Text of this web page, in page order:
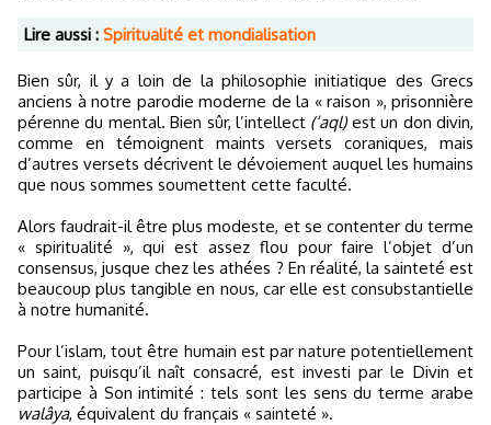
Lire aussi : Spiritualité et mondialisation
Bien sûr, il y a loin de la philosophie initiatique des Grecs
anciens à notre parodie moderne de la « raison », prisonnière
pérenne du mental. Bien sûr, l’intellect (‘aql)est un don divin,
comme en témoignent maints versets coraniques, mais
d’autres versets décrivent le dévoiement auquel les humains
que nous sommes soumettent cette faculté.
Alors faudrait-il être plus modeste, et se contenter du terme
« spiritualité », qui est assez flou pour faire l’objet d’un
consensus, jusque chez les athées ? En réalité, la sainteté est
beaucoup plus tangible en nous, car elle est consubstantielle
à notre humanité.
Pour l’islam, tout être humain est par nature potentiellement
un saint, puisqu’il naît consacré, est investi par le Divin et
participe à Son intimité : tels sont les sens du terme arabe
walâya, équivalent du français « sainteté ».